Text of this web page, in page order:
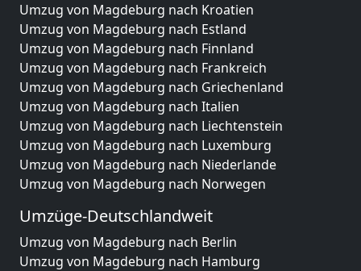
Umzug von Magdeburg nach Kroatien
Umzug von Magdeburg nach Estland
Umzug von Magdeburg nach Finnland
Umzug von Magdeburg nach Frankreich
Umzug von Magdeburg nach Griechenland
Umzug von Magdeburg nach Italien
Umzug von Magdeburg nach Liechtenstein
Umzug von Magdeburg nach Luxemburg
Umzug von Magdeburg nach Niederlande
Umzug von Magdeburg nach Norwegen
Umzüge-Deutschlandweit
Umzug von Magdeburg nach Berlin
Umzug von Magdeburg nach Hamburg